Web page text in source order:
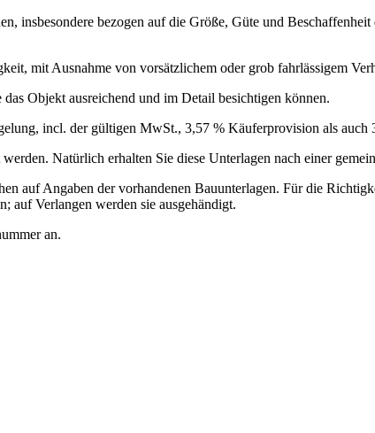
insbesondere bezogen auf die Größe, Güte und
mit Ausnahme von vorsätzlichem oder grob fahrlässigem
Objekt ausreichend und im Detail besichtigen können.
incl. der gültigen MwSt., 3,57 % Käuferprovision als auch
Natürlich erhalten Sie diese Unterlagen nach einer
auf Angaben der vorhandenen Bauunterlagen. Für die
auf Verlangen werden sie ausgehändigt.
an.